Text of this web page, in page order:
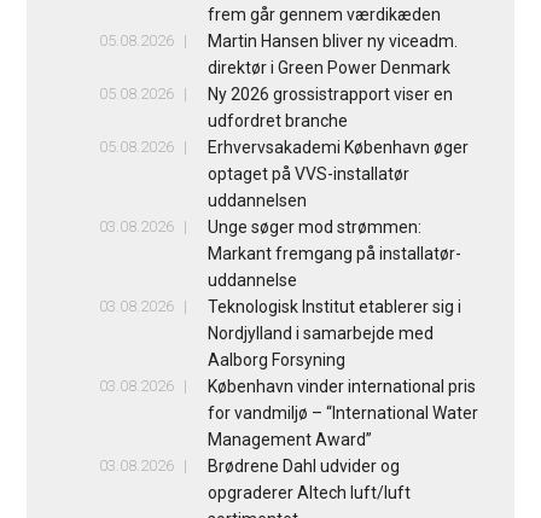
frem går gennem værdikæden
05.08.2026
Martin Hansen bliver ny viceadm.
direktør i Green Power Denmark
05.08.2026
Ny 2026 grossistrapport viser en
udfordret branche
05.08.2026
Erhvervsakademi København øger
optaget på VVS-installatør
uddannelsen
03.08.2026
Unge søger mod strømmen:
Markant fremgang på installatør-
uddannelse
03.08.2026
Teknologisk Institut etablerer sig i
Nordjylland i samarbejde med
Aalborg Forsyning
03.08.2026
København vinder international pris
for vandmiljø – “International Water
Management Award”
03.08.2026
Brødrene Dahl udvider og
opgraderer Altech luft/luft